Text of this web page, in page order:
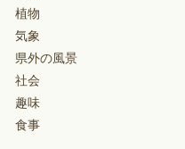
植物
気象
県外の風景
社会
趣味
食事